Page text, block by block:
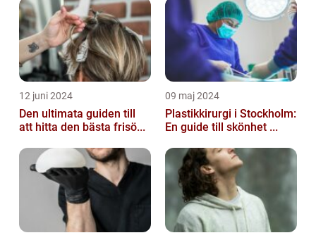
12 juni 2024
Den ultimata guiden till
att hitta den bästa frisö...
09 maj 2024
Plastikkirurgi i Stockholm:
En guide till skönhet ...